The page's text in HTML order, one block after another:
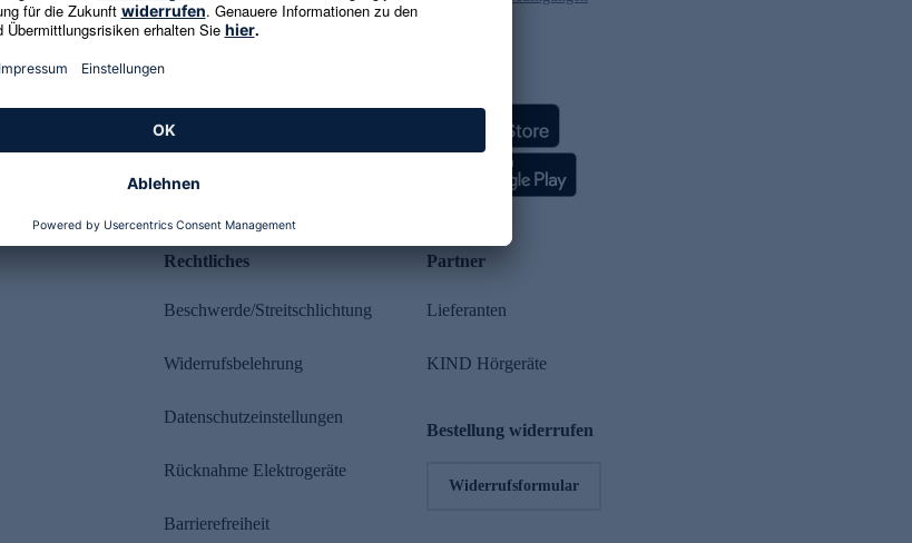
Kundenbewertung
Rechtliches
Beschwerde/Streitschlichtung
Widerrufsbelehrung
Datenschutzeinstellungen
Rücknahme Elektrogeräte
Barrierefreiheit
Partner
Lieferanten
KIND Hörgeräte
Bestellung widerrufen
Widerrufsformular